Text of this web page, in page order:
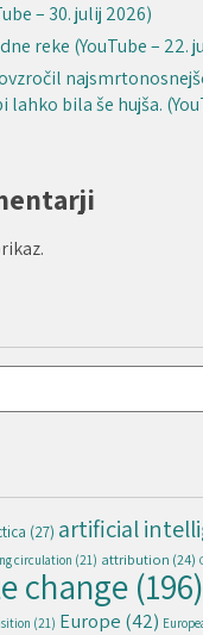
– 30. julij 2026)
reke (YouTube – 22.
lahko bila še hujša.
(27) artificial
circulation (21) attribution (24)
change (196)
(21) Europe (42)